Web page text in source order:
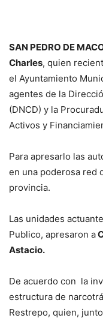
SAN PEDRO DE
Charles, quien
el Ayuntamiento
agentes de la
(DNCD) y la
Activos y
Para apresarlo las
en una poderosa red
provincia.
Las unidades
Publico, apresaron a
Astacio.
De acuerdo con la
estructura de
Restrepo, quien,